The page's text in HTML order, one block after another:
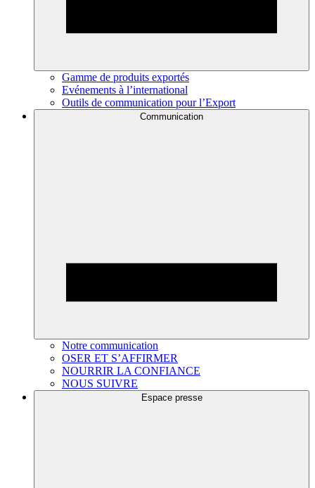
Gamme de produits exportés
Evénements à l’international
Outils de communication pour l’Export
Communication
Notre communication
OSER ET S’AFFIRMER
NOURRIR LA CONFIANCE
NOUS SUIVRE
Espace presse